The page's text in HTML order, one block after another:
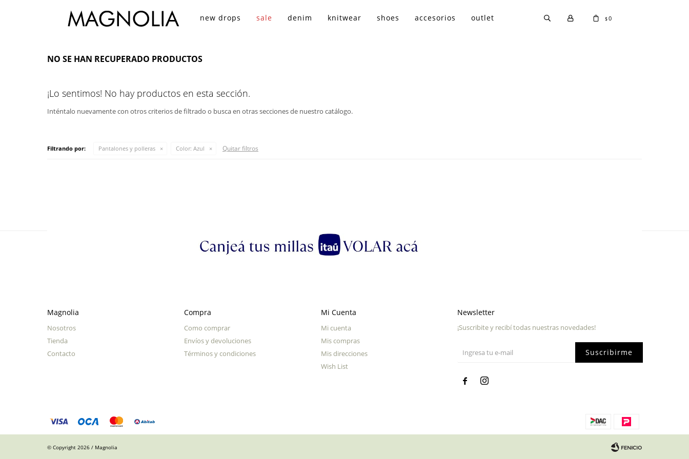
new drops sale denim knitwear shoes accesorios outlet $0
NO SE HAN RECUPERADO PRODUCTOS
¡Lo sentimos! No hay productos en esta sección.
Inténtalo nuevamente con otros criterios de filtrado o busca en otras secciones de nuestro catálogo.
Filtrando por: Pantalones y polleras Color: Azul Quitar filtros
Magnolia
Nosotros
Tienda
Contacto
Compra
Como comprar
Envíos y devoluciones
Términos y condiciones
Mi Cuenta
Mi cuenta
Mis compras
Mis direcciones
Wish List
Newsletter
¡Suscribite y recibí todas nuestras novedades!
Suscribirme
 
© Copyright 2026 / Magnolia